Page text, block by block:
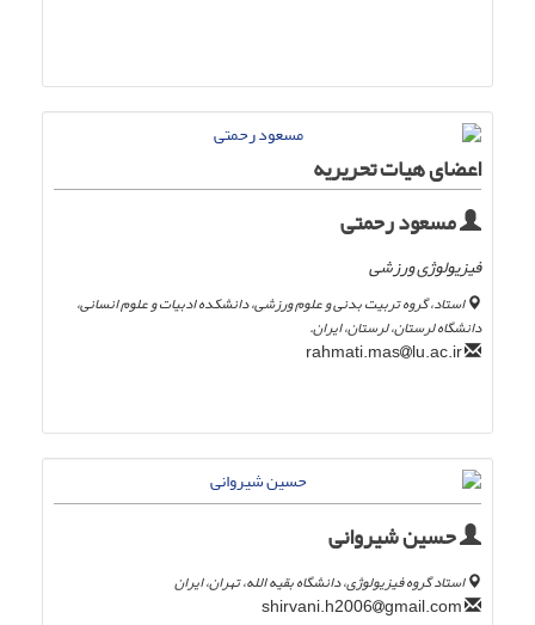
اعضای هیات تحریریه
مسعود رحمتی
فیزیولوژی ورزشی
استاد، گروه تربیت بدنی و علوم ورزشی، دانشکده ادبیات و علوم انسانی،
دانشگاه لرستان، لرستان، ایران.
lu.ac.ir
حسین شیروانی
استاد گروه فیزیولوژی، دانشگاه بقیه الله، تهران، ایران
gmail.com